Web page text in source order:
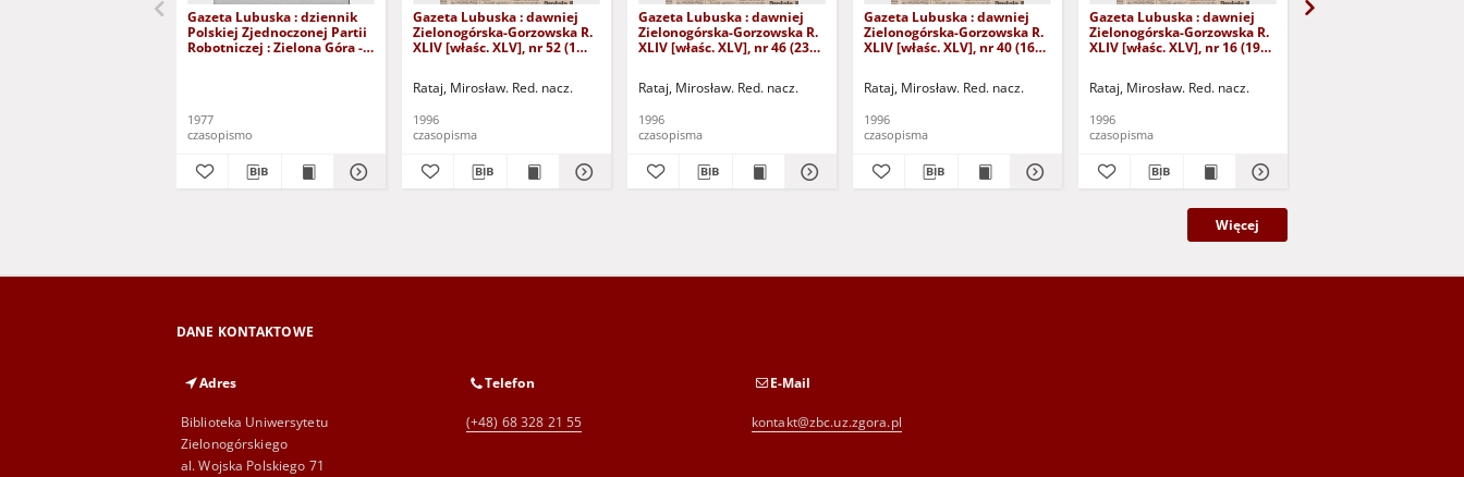
Gazeta Lubuska : dziennik
Polskiej Zjednoczonej Partii
Robotniczej : Zielona Góra -
1977
czasopismo
Gazeta Lubuska : dawniej
Zielonogórska-Gorzowska R.
XLIV [właśc. XLV], nr 52 (1
Rataj, Mirosław. Red. nacz.
1996
czasopisma
Gazeta Lubuska : dawniej
Zielonogórska-Gorzowska R.
XLIV [właśc. XLV], nr 46 (23
Rataj, Mirosław. Red. nacz.
1996
czasopisma
Gazeta Lubuska : dawniej
Zielonogórska-Gorzowska R.
XLIV [właśc. XLV], nr 40 (16
Rataj, Mirosław. Red. nacz.
1996
czasopisma
Gazeta Lubuska : dawniej
Zielonogórska-Gorzowska R.
XLIV [właśc. XLV], nr 16 (19
Rataj, Mirosław. Red. nacz.
1996
czasopisma
Więcej
DANE KONTAKTOWE
Adres
Biblioteka Uniwersytetu
Zielonogórskiego
al. Wojska Polskiego 71
Telefon
(+48) 68 328 21 55
E-Mail
kontakt@zbc.uz.zgora.pl